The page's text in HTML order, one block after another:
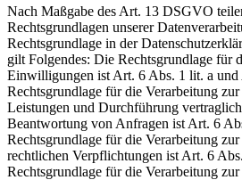
Nach Maßgabe des Art. 13 DSGVO
Rechtsgrundlagen unserer
Rechtsgrundlage in der
gilt Folgendes: Die Rechtsgrundlage für
Einwilligungen ist Art. 6 Abs. 1 lit. a
Rechtsgrundlage für die Verarbeitung
Leistungen und Durchführung
Beantwortung von Anfragen ist Art. 6
Rechtsgrundlage für die Verarbeitung
rechtlichen Verpflichtungen ist Art. 6
Rechtsgrundlage für die Verarbeitung